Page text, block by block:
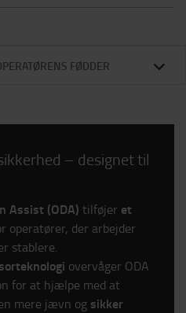
FØDDER
– designet til
Assist (ODA) tilføjer et
operatører, der arbejder
stablere.
overvåger ODA
for at hjælpe med at
mere jævn og sikker